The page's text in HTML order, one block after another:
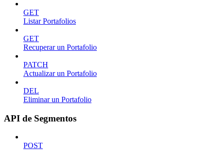
GET
Listar Portafolios
GET
Recuperar un Portafolio
PATCH
Actualizar un Portafolio
DEL
Eliminar un Portafolio
API de Segmentos
POST